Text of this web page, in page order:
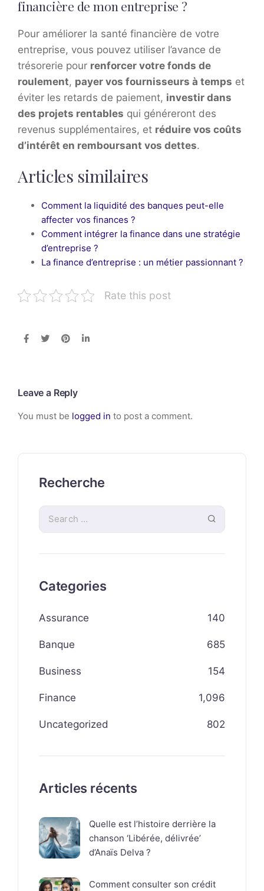
financière de mon entreprise ?
Pour améliorer la santé financière de votre
entreprise, vous pouvez utiliser l’avance de
trésorerie pour renforcer votre fonds de
roulement, payer vos fournisseurs à temps et
éviter les retards de paiement, investir dans
des projets rentables qui généreront des
revenus supplémentaires, et réduire vos coûts
d’intérêt en remboursant vos dettes.
Articles similaires
Comment la liquidité des banques peut-elle
affecter vos finances ?
Comment intégrer la finance dans une stratégie
d’entreprise ?
La finance d’entreprise : un métier passionnant ?
Rate this post
Leave a Reply
You must be logged in to post a comment.
Recherche
Categories
Assurance 140
Banque 685
Business 154
Finance 1,096
Uncategorized 802
Articles récents
Quelle est l’histoire derrière la
chanson ‘Libérée, délivrée’
d’Anaïs Delva ?
Comment consulter son crédit